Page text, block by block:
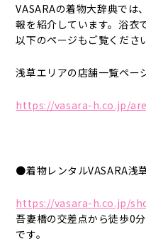
VASARAの着物大辞典では
報を紹介しています。浴衣
以下のページもご覧くださ
浅草エリアの店舗一覧ペー
https://vasara-h.co.jp/
●着物レンタルVASARA浅
https://vasara-h.co.jp/
吾妻橋の交差点から徒歩0
です。